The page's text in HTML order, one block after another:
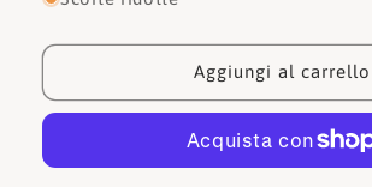
Sneakers
Walk
Sneakers
Go
Walk
Aggiungi al carrello